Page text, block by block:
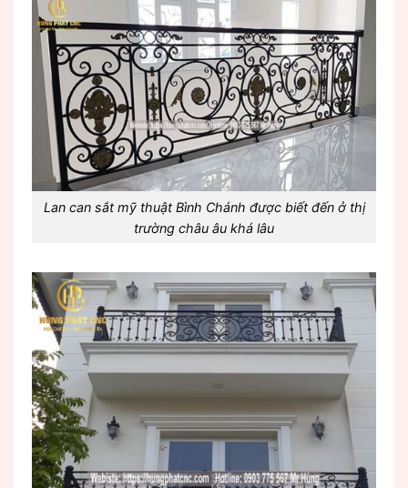
Lan can sắt mỹ thuật Bình Chánh được biết đến ở thị
trường châu âu khá lâu